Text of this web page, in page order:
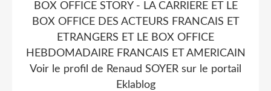
BOX OFFICE STORY - LA CARRIERE ET LE
BOX OFFICE DES ACTEURS FRANCAIS ET
ETRANGERS ET LE BOX OFFICE
HEBDOMADAIRE FRANCAIS ET AMERICAIN
Voir le profil de Renaud SOYER sur le portail
Eklablog